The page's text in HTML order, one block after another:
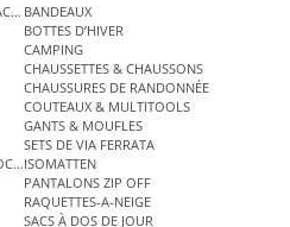
ÉTANCHES
BANDEAUX
BOTTES D’HIVER
CAMPING
CHAUSSETTES & CHAUSSONS
CHAUSSURES DE RANDONNÉE
COUTEAUX & MULTITOOLS
GANTS & MOUFLES
SETS DE VIA FERRATA
ISOMATTEN
PANTALONS ZIP OFF
RAQUETTES-A-NEIGE
SACS À DOS DE JOUR